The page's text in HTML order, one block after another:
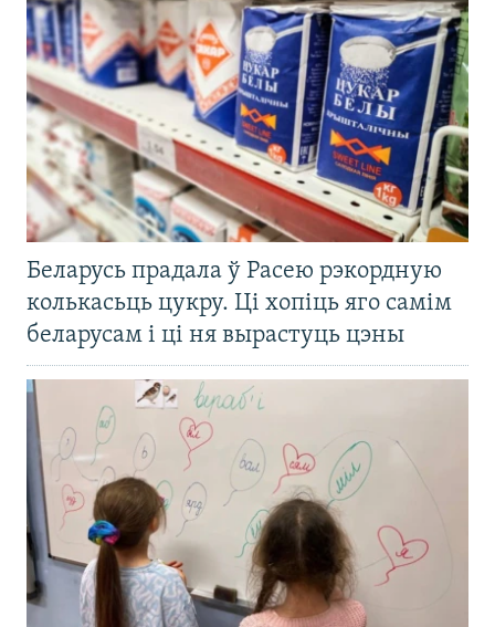
Беларусь прадала ў Расею рэкордную
колькасьць цукру. Ці хопіць яго самім
беларусам і ці ня вырастуць цэны